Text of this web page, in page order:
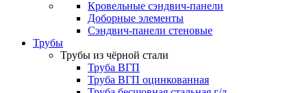
Кровельные сэндвич-панели
Доборные элементы
Сэндвич-панели стеновые
Трубы
Трубы из чёрной стали
Труба ВГП
Труба ВГП оцинкованная